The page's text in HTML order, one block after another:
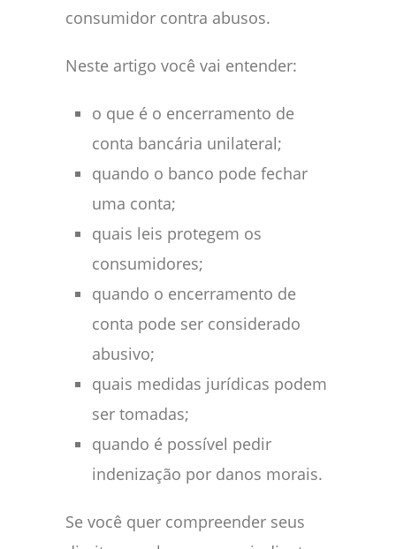
consumidor contra abusos.
Neste artigo você vai entender:
o que é o encerramento de
conta bancária unilateral;
quando o banco pode fechar
uma conta;
quais leis protegem os
consumidores;
quando o encerramento de
conta pode ser considerado
abusivo;
quais medidas jurídicas podem
ser tomadas;
quando é possível pedir
indenização por danos morais.
Se você quer compreender seus